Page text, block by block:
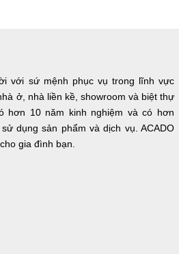
với sứ mệnh phục vụ trong lĩnh vực
ở, nhà liền kề, showroom và biệt thự
hơn 10 năm kinh nghiệm và có hơn
dụng sản phẩm và dịch vụ. ACADO
gia đình bạn.